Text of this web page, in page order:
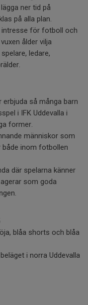
ner tid på
på alla plan.
intresse för fotboll och
ålder vilja
ledare,
så många barn
i IFK Uddevalla i
former.
människor som
inom fotbollen
där spelarna känner
som goda
blåa shorts och blåa
i norra Uddevalla